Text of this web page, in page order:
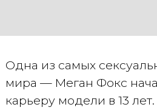
Одна из самых
мира — Меган Фокс
карьеру модели в 13